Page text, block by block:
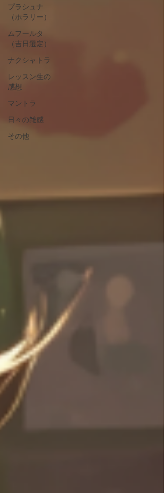
プラシュナ
（ホラリー）
ムフールタ
（吉日選定）
ナクシャトラ
レッスン生の
感想
マントラ
日々の雑感
その他